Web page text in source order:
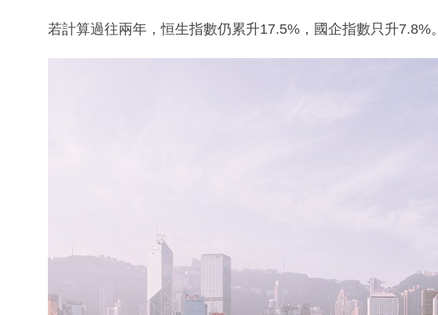
若計算過往兩年，恒生指數仍累升17.5%，國企指數只升7.8%。